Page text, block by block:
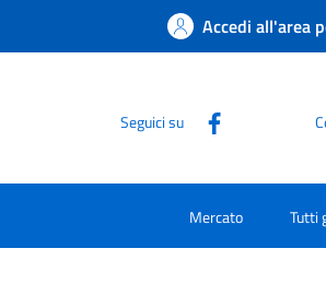
Accedi all'area
Seguici su
Mercato Tutti